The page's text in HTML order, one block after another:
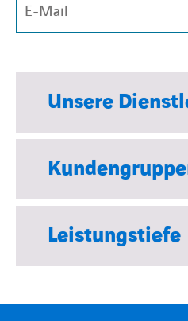
E-Mail
Unsere
Leistungstiefe